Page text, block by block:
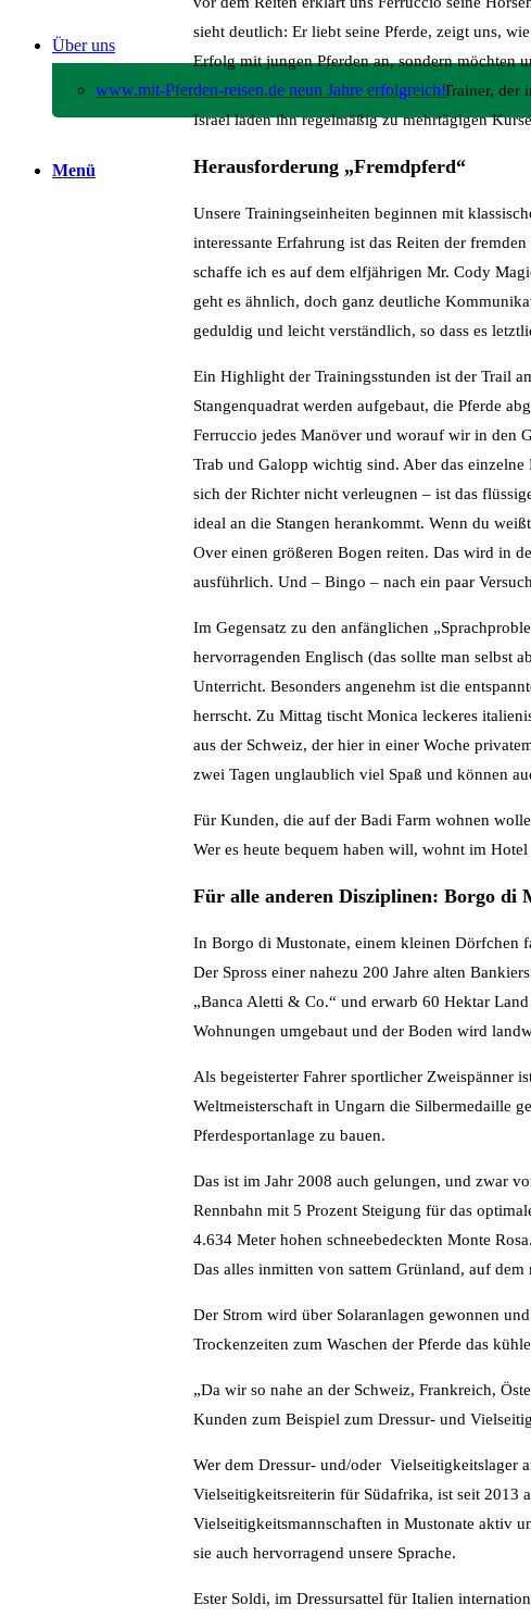
Über uns
www.mit-Pferden-reisen.de neun Jahre erfolgreich!
Menü
sieht deutlich: Er liebt seine Pferde, zeigt uns,
Erfolg mit jungen Pferden an, sondern möchten
Freundschaft ist“, so der italienische Trainer,
Israel laden ihn regelmäßig zu mehrtägigen
Herausforderung „Fremdpferd“
Unsere Trainingseinheiten beginnen mit
interessante Erfahrung ist das Reiten der
schaffe ich es auf dem elfjährigen Mr. Cody
geht es ähnlich, doch ganz deutliche
geduldig und leicht verständlich, so dass es
Ein Highlight der Trainingsstunden ist der Trail
Stangenquadrat werden aufgebaut, die Pferde
Ferruccio jedes Manöver und worauf wir in den
Trab und Galopp wichtig sind. Aber das
sich der Richter nicht verleugnen – ist das
ideal an die Stangen herankommt. Wenn du
Over einen größeren Bogen reiten. Das wird in
ausführlich. Und – Bingo – nach ein paar
Im Gegensatz zu den anfänglichen
hervorragenden Englisch (das sollte man selbst
Unterricht. Besonders angenehm ist die
herrscht. Zu Mittag tischt Monica leckeres
aus der Schweiz, der hier in einer Woche
zwei Tagen unglaublich viel Spaß und können
Für Kunden, die auf der Badi Farm wohnen
Wer es heute bequem haben will, wohnt im
Für alle anderen Disziplinen: Borgo di
In Borgo di Mustonate, einem kleinen Dörfchen
Der Spross einer nahezu 200 Jahre alten
„Banca Aletti & Co.“ und erwarb 60 Hektar
Wohnungen umgebaut und der Boden wird
Als begeisterter Fahrer sportlicher Zweispänner
Weltmeisterschaft in Ungarn die Silbermedaille
Pferdesportanlage zu bauen.
Das ist im Jahr 2008 auch gelungen, und zwar
Rennbahn mit 5 Prozent Steigung für das
4.634 Meter hohen schneebedeckten Monte
Das alles inmitten von sattem Grünland, auf
Der Strom wird über Solaranlagen gewonnen
Trockenzeiten zum Waschen der Pferde das
„Da wir so nahe an der Schweiz, Frankreich,
Kunden zum Beispiel zum Dressur- und
Wer dem Dressur- und/oder Vielseitigkeitslager
Vielseitigkeitsreiterin für Südafrika, ist seit 2013
Vielseitigkeitsmannschaften in Mustonate aktiv
sie auch hervorragend unsere Sprache.
Ester Soldi, im Dressursattel für Italien